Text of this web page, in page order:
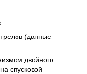
(данные
двойного
спусковой